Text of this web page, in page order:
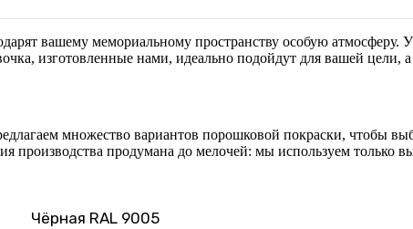
вашему мемориальному пространству особую атмосферу.
изготовленные нами, идеально подойдут для вашей цели,
множество вариантов порошковой покраски, чтобы
продумана до мелочей: мы используем только
Чёрная RAL 9005